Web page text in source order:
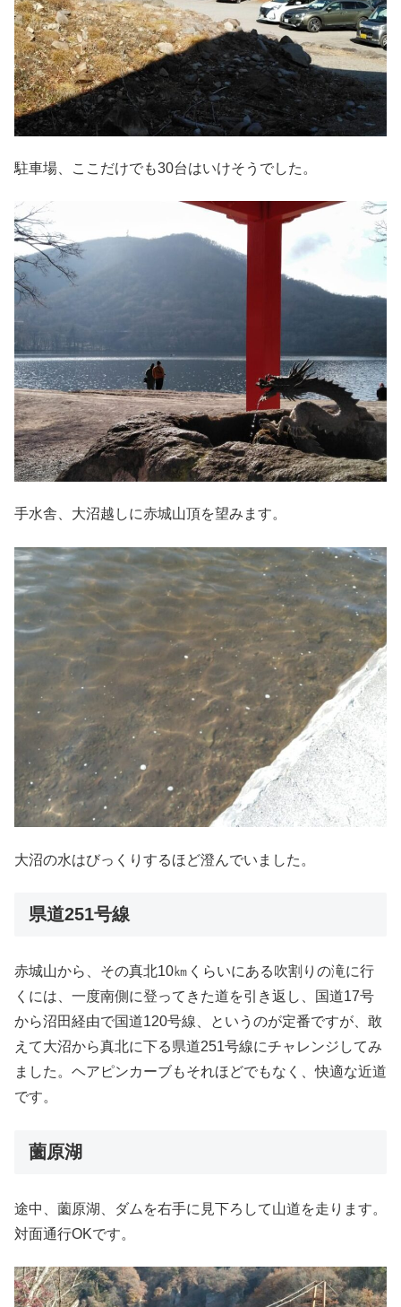
駐車場、ここだけでも30台はいけそうでした。
手水舎、大沼越しに赤城山頂を望みます。
大沼の水はびっくりするほど澄んでいました。
県道251号線
赤城山から、その真北10㎞くらいにある吹割りの滝に行
くには、一度南側に登ってきた道を引き返し、国道17号
から沼田経由で国道120号線、というのが定番ですが、敢
えて大沼から真北に下る県道251号線にチャレンジしてみ
ました。ヘアピンカーブもそれほどでもなく、快適な近道
です。
薗原湖
途中、薗原湖、ダムを右手に見下ろして山道を走ります。
対面通行OKです。